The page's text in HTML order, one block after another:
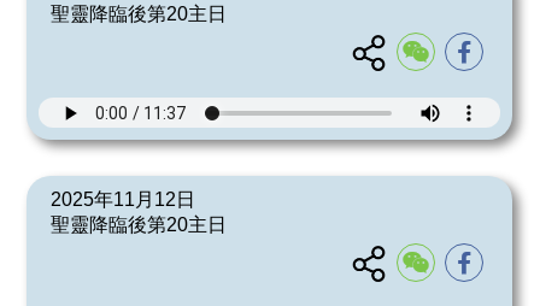
聖靈降臨後第20主日
2025年11月12日
聖靈降臨後第20主日